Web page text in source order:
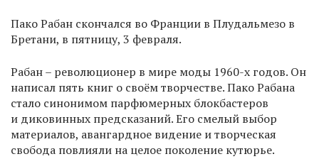
Пако Рабан скончался во Франции в Плудальмезо в
Бретани, в пятницу, 3 февраля.
Рабан – революционер в мире моды 1960-х годов. Он
написал пять книг о своём творчестве. Пако Рабана
стало синонимом парфюмерных блокбастеров
и диковинных предсказаний. Его смелый выбор
материалов, авангардное видение и творческая
свобода повлияли на целое поколение кутюрье.